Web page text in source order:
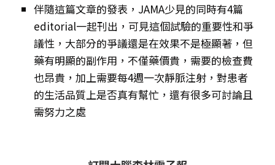
伴隨這篇文章的發表，JAMA少見的同時有4篇
editorial一起刊出，可見這個試驗的重要性和爭
議性，大部分的爭議還是在效果不是極顯著，但
藥有明顯的副作用，不僅藥價貴，需要的檢查費
也昂貴，加上需要每4週一次靜脈注射，對患者
的生活品質上是否真有幫忙，還有很多可討論且
需努力之處